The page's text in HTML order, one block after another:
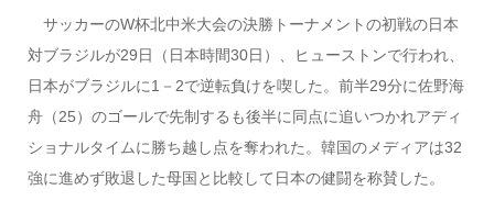
サッカーのW杯北中米大会の決勝トーナメントの初戦の日本
対ブラジルが29日（日本時間30日）、ヒューストンで行われ、
日本がブラジルに1－2で逆転負けを喫した。前半29分に佐野海
舟（25）のゴールで先制するも後半に同点に追いつかれアディ
ショナルタイムに勝ち越し点を奪われた。韓国のメディアは32
強に進めず敗退した母国と比較して日本の健闘を称賛した。